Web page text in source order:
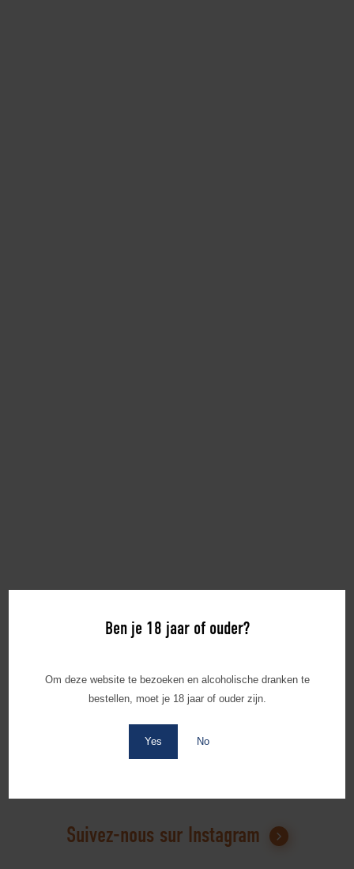
Ben je 18 jaar of ouder?
Om deze website te bezoeken en alcoholische dranken te
bestellen, moet je 18 jaar of ouder zijn.
Yes No
Suivez-nous sur Instagram